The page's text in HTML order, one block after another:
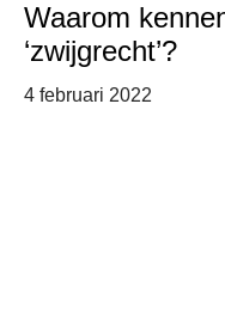
Waarom
‘zwijgrecht’?
4 februari 2022